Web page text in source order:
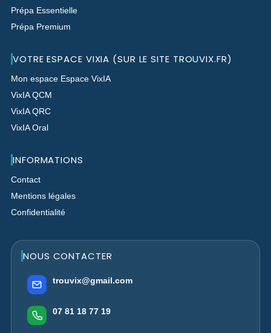
Prépa Essentielle
Prépa Premium
VOTRE ESPACE VIXIA (SUR LE SITE TROUVIX.FR)
Mon espace Espace VixIA
VixIA QCM
VixIA QRC
VixIA Oral
INFORMATIONS
Contact
Mentions légales
Confidentialité
NOUS CONTACTER
trouvix@gmail.com
07 81 18 77 19